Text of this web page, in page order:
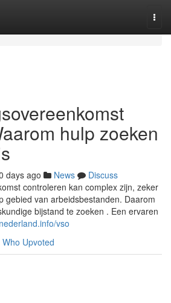
hulp zoeken
days ago News
Discuss
controleren kan complex zijn, zeker
gebied van arbeidsbestanden. Daarom
bijstand te zoeken . Een ervaren
vso
Who Upvoted